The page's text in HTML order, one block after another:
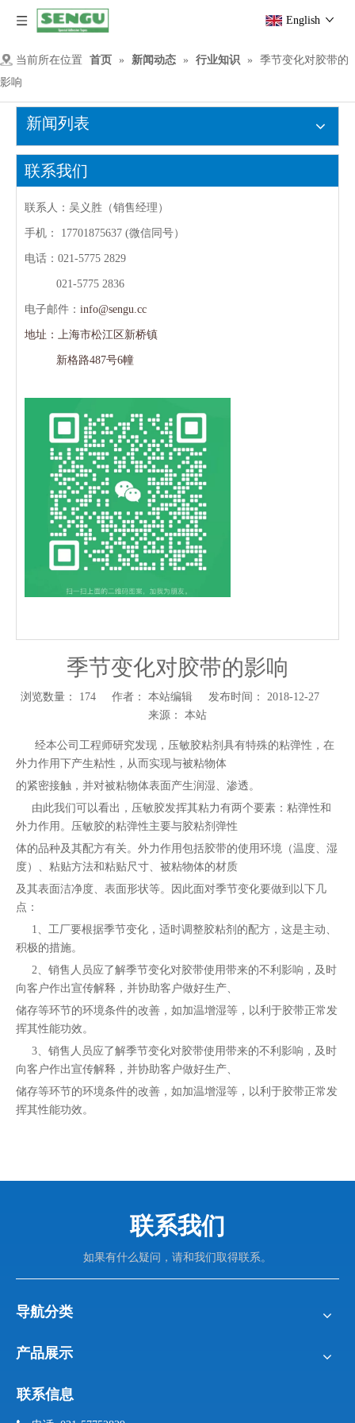
English
当前所在位置 首页 » 新闻动态 » 行业知识 »
季节变化对胶带的
影响
新闻列表
联系我们
联系人：吴义胜（销售经理）
手机： 17701875637 (微信同号）
电话：021-5775 2829
021-5775 2836
电子邮件： info@sengu.cc
地址：上海市松江区新桥镇
新格路487号6幢
季节变化对胶带的影响
浏览数量： 174作者： 本站编辑 发布时间： 2018-12-27
来源： 本站
["wechat","weibo","qzone","douban","email"]
经本公司工程师研究发现，压敏胶粘剂具有特殊的粘弹性，在
外力作用下产生粘性，从而实现与被粘物体
的紧密接触，并对被粘物体表面产生润湿、渗透。
由此我们可以看出，压敏胶发挥其粘力有两个要素：粘弹性和
外力作用。压敏胶的粘弹性主要与胶粘剂弹性
体的品种及其配方有关。外力作用包括胶带的使用环境（温度、湿
度）、粘贴方法和粘贴尺寸、被粘物体的材质
及其表面洁净度、表面形状等。因此面对季节变化要做到以下几
点：
1、工厂要根据季节变化，适时调整胶粘剂的配方，这是主动、
积极的措施。
2、销售人员应了解季节变化对胶带使用带来的不利影响，及时
向客户作出宣传解释，并协助客户做好生产、
储存等环节的环境条件的改善，如加温增湿等，以利于胶带正常发
挥其性能功效。
3、销售人员应了解季节变化对胶带使用带来的不利影响，及时
向客户作出宣传解释，并协助客户做好生产、
储存等环节的环境条件的改善，如加温增湿等，以利于胶带正常发
挥其性能功效。
联系我们
如果有什么疑问，请和我们取得联系。
导航分类
产品展示
联系信息